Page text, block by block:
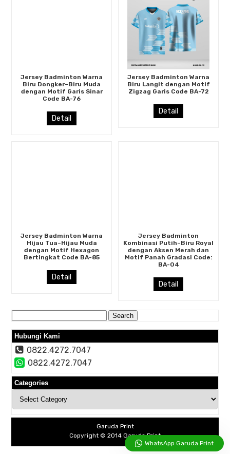
Jersey Badminton Warna
Biru Dongker–Biru Muda
dengan Motif Garis Sinar
Code BA-76
Detail
Jersey Badminton Warna
Biru Langit dengan Motif
Zigzag Garis Code BA-72
Detail
Jersey Badminton Warna
Hijau Tua–Hijau Muda
dengan Motif Hexagon
Bertingkat Code BA-85
Detail
Jersey Badminton
Kombinasi Putih–Biru Royal
dengan Aksen Merah dan
Motif Panah Gradasi Code:
BA-04
Detail
Search
for:
Hubungi Kami
0822.4272.7047
0822.4272.7047
Categories
Categories
Garuda Print
Copyright © 2014 Garuda Print
WhatsApp Garuda Print